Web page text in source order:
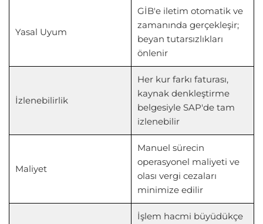
Yasal Uyum
GİB'e iletim otomatik ve
zamanında gerçekleşir;
beyan tutarsızlıkları
önlenir
İzlenebilirlik
Her kur farkı faturası,
kaynak denkleştirme
belgesiyle SAP'de tam
izlenebilir
Maliyet
Manuel sürecin
operasyonel maliyeti ve
olası vergi cezaları
minimize edilir
İşlem hacmi büyüdükçe